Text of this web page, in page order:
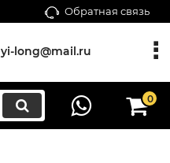
Обратная связь
yi-long@mail.ru
0